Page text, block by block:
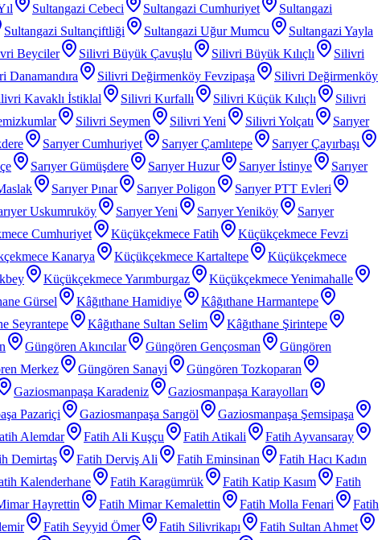
Sultangazi Cebeci Sultangazi Cumhuriyet
Sultangazi
Sultangazi Sultançiftliği Sultangazi Uğur Mumcu
Sultangazi Yayla
Beyciler Silivri Büyük Çavuşlu Silivri Büyük Kılıçlı
Silivri
Danamandıra Silivri Değirmenköy Fevzipaşa
Silivri Değirmenköy
Kavaklı İstiklal Silivri Kurfallı Silivri Küçük Kılıçlı
Silivri
Silivri Seymen Silivri Yeni Silivri Yolçatı
Sarıyer
Sarıyer Cumhuriyet Sarıyer Çamlıtepe
Sarıyer Çayırbaşı
Sarıyer Gümüşdere Sarıyer Huzur Sarıyer İstinye
Sarıyer
Sarıyer Pınar Sarıyer Poligon
Sarıyer PTT Evleri
Uskumruköy Sarıyer Yeni Sarıyer Yeniköy
Sarıyer
Cumhuriyet Küçükçekmece Fatih
Küçükçekmece Fevzi
Kanarya Küçükçekmece Kartaltepe
Küçükçekmece
Küçükçekmece Yarımburgaz
Küçükçekmece Yenimahalle
Gürsel Kâğıthane Hamidiye
Kâğıthane Harmantepe
Seyrantepe Kâğıthane Sultan Selim
Kâğıthane Şirintepe
Güngören Akıncılar Güngören Gençosman
Güngören
Merkez Güngören Sanayi
Güngören Tozkoparan
Gaziosmanpaşa Karadeniz
Gaziosmanpaşa Karayolları
Pazariçi Gaziosmanpaşa Sarıgöl
Gaziosmanpaşa Şemsipaşa
Alemdar Fatih Ali Kuşçu Fatih Atikali
Fatih Ayvansaray
Demirtaş Fatih Derviş Ali Fatih Eminsinan
Fatih Hacı Kadın
Kalenderhane Fatih Karagümrük Fatih Katip Kasım
Fatih
Hayrettin Fatih Mimar Kemalettin Fatih Molla Fenari
Fatih
Fatih Seyyid Ömer Fatih Silivrikapı
Fatih Sultan Ahmet